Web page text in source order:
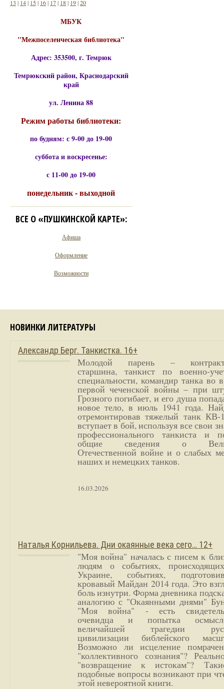
13 | 14| 15| 16| 17| 18| 19|20
МБУК
"Межпоселенческая библиотека"
Адрес: 353500, г. Темрюк
Темрюкский район, Краснодарский
край
ул. Ленина 88
Режим работы библиотеки:
по будням: с 9-00 до 19-00
суббота и воскресенье:
с 11-00 до 19-00
понедельник - выходной
ВСЕ О «ПУШКИНСКОЙ КАРТЕ»:
Афиша
Оформление
Возможности
НОВИНКИ ЛИТЕРАТУРЫ
Александр Берг. Танкистка. 16+
Молодой парень –
старшина, танкист по военно-
специальности, командир танка во
первой чеченской войны – при
Грозного погибает, и его душа
новое тело, в июль 1941 года.
отремонтировав тяжелый танк
вступает в бой, используя все свои
профессионального танкиста и
общие сведения о
Отечественной войне и о слабых
наших и немецких танков.
16.03.2026
Наталья Корнильева. Дни окаянные века сего… 12+
"Моя война" началась с писем к
людям о событиях,
Украине, событиях,
кровавый Майдан 2014 года. Это
боль изнутри. Форма дневника
аналогию с "Окаянными днями"
"Моя война" - есть
очевидца и попытка
величайшей трагедии
цивилизации библейского
Возможно ли исцеление
"коллективного сознания"?
"возвращение к истокам"?
подобные вопросы возникают при
этой невероятной книги.